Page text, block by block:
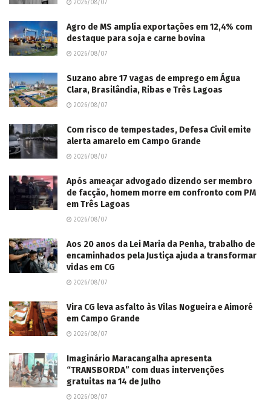
2026/08/07
Agro de MS amplia exportações em 12,4% com
destaque para soja e carne bovina
2026/08/07
Suzano abre 17 vagas de emprego em Água
Clara, Brasilândia, Ribas e Três Lagoas
2026/08/07
Com risco de tempestades, Defesa Civil emite
alerta amarelo em Campo Grande
2026/08/07
Após ameaçar advogado dizendo ser membro
de facção, homem morre em confronto com PM
em Três Lagoas
2026/08/07
Aos 20 anos da Lei Maria da Penha, trabalho de
encaminhados pela Justiça ajuda a transformar
vidas em CG
2026/08/07
Vira CG leva asfalto às Vilas Nogueira e Aimoré
em Campo Grande
2026/08/07
Imaginário Maracangalha apresenta
“TRANSBORDA” com duas intervenções
gratuitas na 14 de Julho
2026/08/07